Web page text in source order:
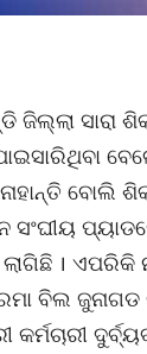
ଜିଲ୍ଲା
ବୋଲି
ସଂଘୀୟ
।
ବିଲ